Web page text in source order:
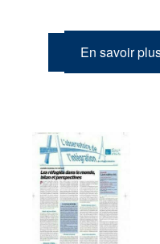
En savoir